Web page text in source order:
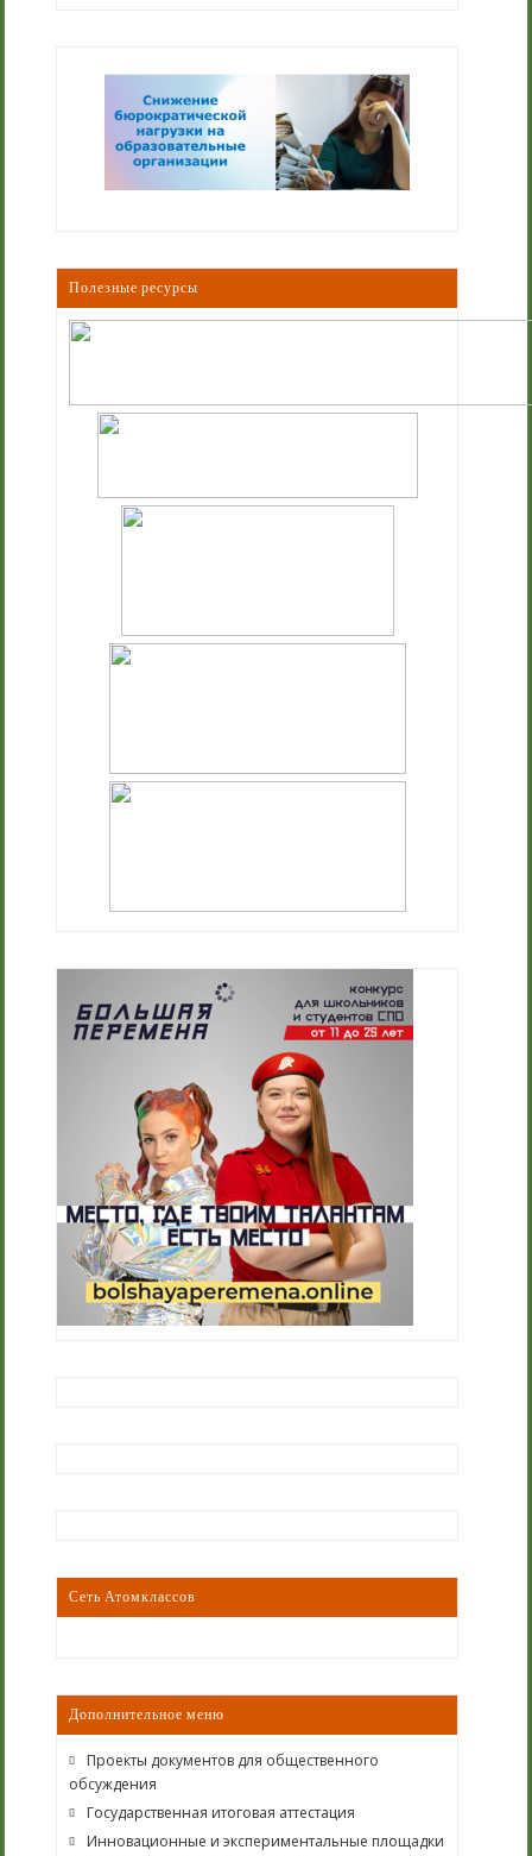
Полезные ресурсы
Сеть Атомклассов
Дополнительное меню
Проекты документов для общественного
обсуждения
Государственная итоговая аттестация
Инновационные и экспериментальные площадки